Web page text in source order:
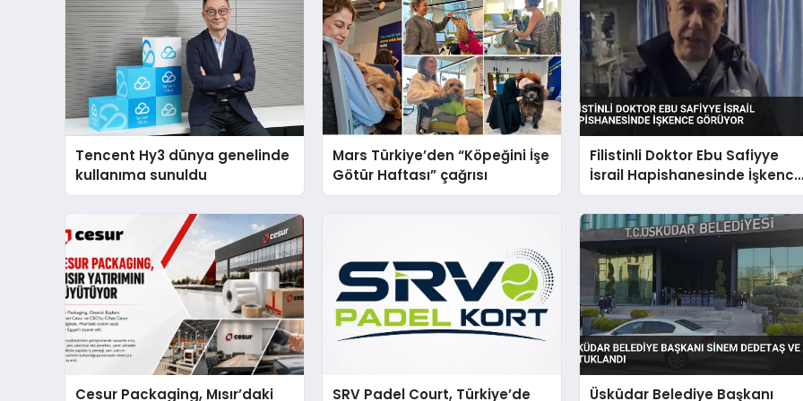
Tencent Hy3 dünya genelinde
kullanıma sunuldu
Mars Türkiye’den “Köpeğini İşe
Götür Haftası” çağrısı
Filistinli Doktor Ebu Safiyye
İsrail Hapishanesinde İşkence
Görüyor
Cesur Packaging, Mısır’daki SRV Padel Court, Türkiye’de Üsküdar Belediye Başkanı